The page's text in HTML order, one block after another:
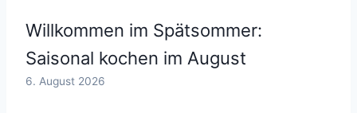
Willkommen im Spätsommer:
Saisonal kochen im August
6. August 2026